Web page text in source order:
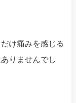
け痛みを感じる
りませんでし